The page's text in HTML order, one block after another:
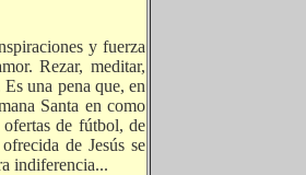
y fuerza
Rezar, meditar,
una pena que, en
Santa en como
de fútbol, de
de Jesús se
indiferencia...